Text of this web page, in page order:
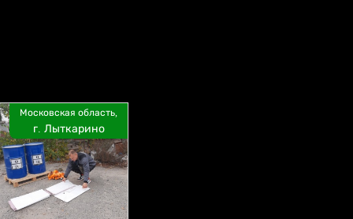
Московская область,
г. Лыткарино